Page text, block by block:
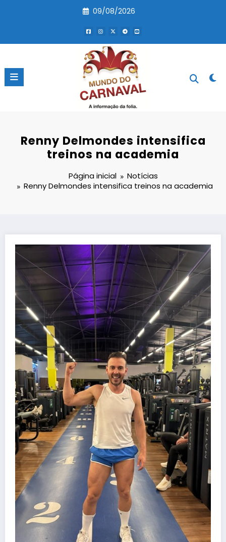
09/08/2026
Renny Delmondes intensifica
treinos na academia
Página inicial
Notícias
Renny Delmondes intensifica treinos na academia